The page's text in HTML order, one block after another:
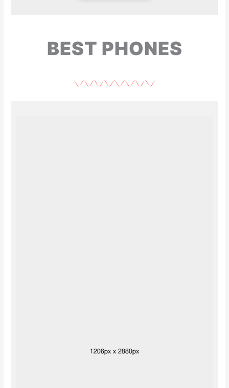
BEST PHONES